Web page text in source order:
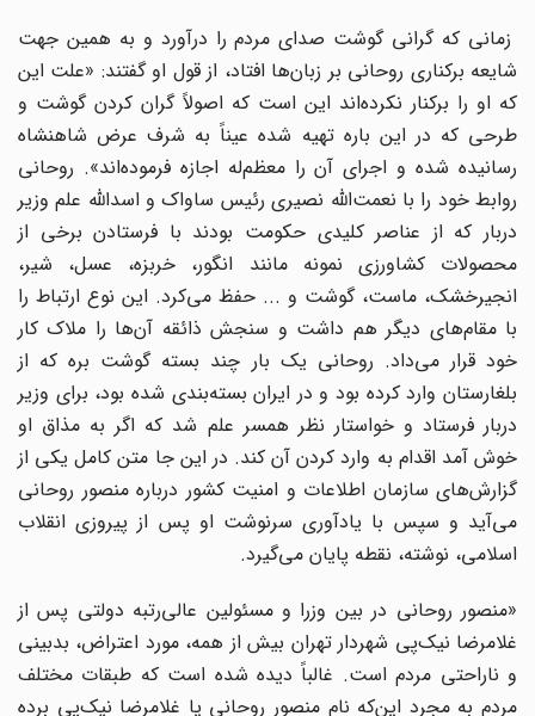
زمانی که گرانی گوشت صدای مردم را درآورد و به همین جهت
شایعه برکناری روحانی بر زبان‌ها افتاد، از قول او گفتند: «علت این
که او را برکنار نکرده‌اند این است که اصولاً گران کردن گوشت و
طرحی که در این باره تهیه شده عیناً به شرف عرض شاهنشاه
رسانیده شده و اجرای آن را معظم‌له اجازه فرموده‌اند». روحانی
روابط خود را با نعمت‌الله نصیری رئیس ساواک و اسدالله علم وزیر
دربار که از عناصر کلیدی حکومت بودند با فرستادن برخی از
محصولات کشاورزی نمونه مانند انگور، خربزه، عسل، شیر،
انجیرخشک، ماست، گوشت و ... حفظ می‌کرد. این نوع ارتباط را
با مقام‌های دیگر هم داشت و سنجش ذائقه آن‌ها را ملاک کار
خود قرار می‌داد. روحانی یک بار چند بسته گوشت بره که از
بلغارستان وارد کرده بود و در ایران بسته‌بندی شده بود، برای وزیر
دربار فرستاد و خواستار نظر همسر علم شد که اگر به مذاق او
خوش آمد اقدام به وارد کردن آن کند. در این جا متن کامل یکی از
گزارش‌های سازمان اطلاعات و امنیت کشور درباره منصور روحانی
می‌آید و سپس با یادآوری سرنوشت او پس از پیروزی انقلاب
اسلامی، نوشته، نقطه پایان می‌گیرد.
«منصور روحانی در بین وزرا و مسئولین عالی‌رتبه دولتی پس از
غلامرضا نیک‌پی شهردار تهران بیش از همه، مورد اعتراض، بدبینی
و ناراحتی مردم است. غالباً دیده شده است که طبقات مختلف
مردم به مجرد این‌که نام منصور روحانی یا غلامرضا نیک‌پی برده